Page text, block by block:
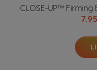
CLOSE-UP™ Firming